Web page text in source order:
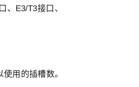
、E3/T3接口、
用的插槽数。